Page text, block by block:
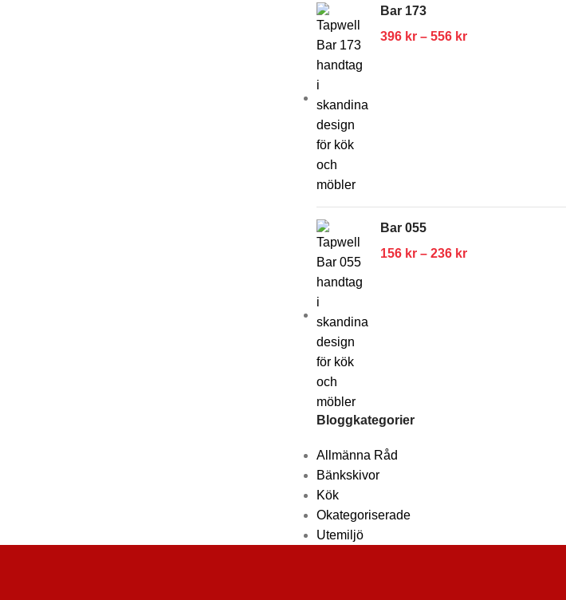
Bar 173
396 kr – 556 kr
Bar 055
156 kr – 236 kr
Bloggkategorier
Allmänna Råd
Bänkskivor
Kök
Okategoriserade
Utemiljö